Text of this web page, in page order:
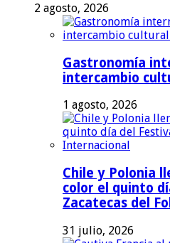
2 agosto, 2026
Gastronomía
intercambio
1 agosto, 2026
Chile y Polonia
color el quinto
Zacatecas del
31 julio, 2026